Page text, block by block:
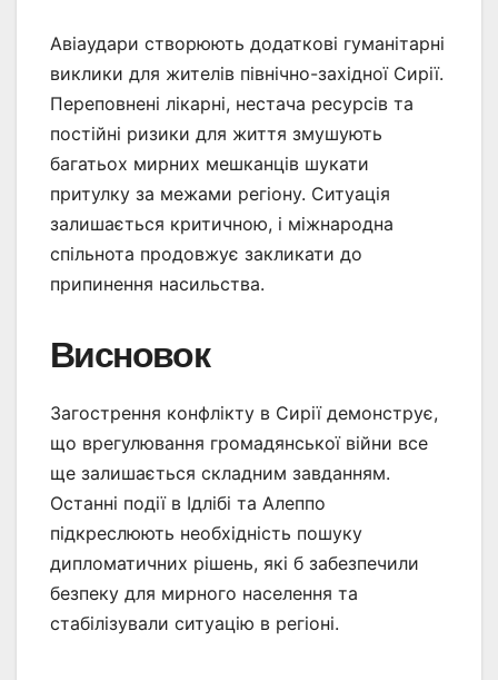
Авіаудари створюють додаткові гуманітарні
виклики для жителів північно-західної Сирії.
Переповнені лікарні, нестача ресурсів та
постійні ризики для життя змушують
багатьох мирних мешканців шукати
притулку за межами регіону. Ситуація
залишається критичною, і міжнародна
спільнота продовжує закликати до
припинення насильства.
Висновок
Загострення конфлікту в Сирії демонструє,
що врегулювання громадянської війни все
ще залишається складним завданням.
Останні події в Ідлібі та Алеппо
підкреслюють необхідність пошуку
дипломатичних рішень, які б забезпечили
безпеку для мирного населення та
стабілізували ситуацію в регіоні.